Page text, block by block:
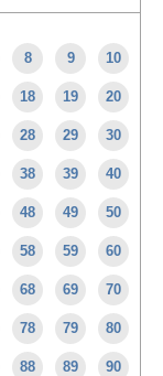
8 9 10
18 19 20
28 29 30
38 39 40
48 49 50
58 59 60
68 69 70
78 79 80
88 89 90